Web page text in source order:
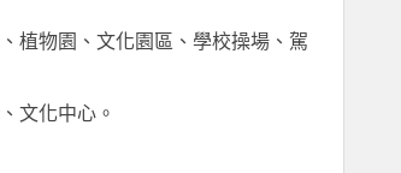
植物園、文化園區、學校操場、駕
文化中心。